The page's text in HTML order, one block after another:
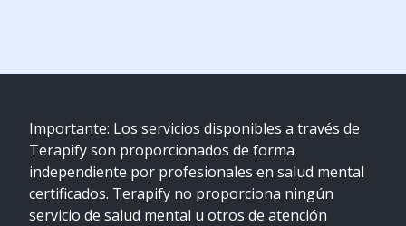
Importante: Los servicios disponibles a través de
Terapify son proporcionados de forma
independiente por profesionales en salud mental
certificados. Terapify no proporciona ningún
servicio de salud mental u otros de atención